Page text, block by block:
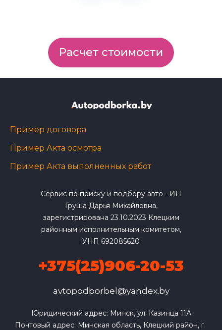
Расчет стоимости
Пример договора
Пример Акта осмотра
Пример Акта выполненных работ
Сервис по поиску и подбору авто - ИП
Груша Дарья Михайловна,
зарегистрирована 23.10.2023 Клецким
районным исполнительным комитетом,
УНП 692085620
+375(25)906-20-53
avtopodborbel@yandex.by
Юридический адрес: Минск, ул. Казинца 11А
Почтовый адрес: Минская область, Клецкий район, г.